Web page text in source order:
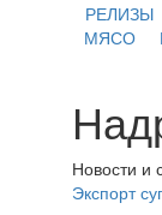
РЕЛИЗЫ
МЯСО
Новости и
Экспорт